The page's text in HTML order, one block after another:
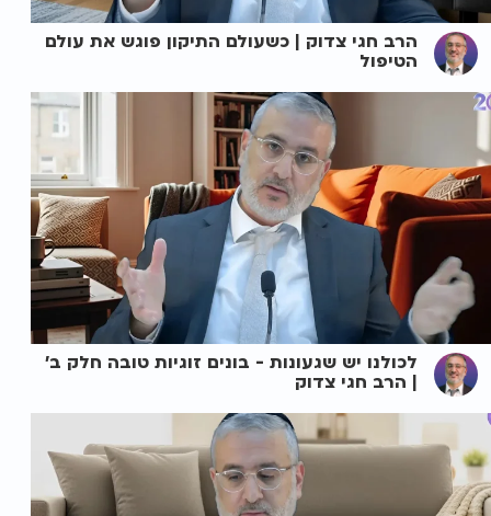
הרב חגי צדוק | כשעולם התיקון פוגש את עולם
הטיפול
לכולנו יש שגעונות - בונים זוגיות טובה חלק ב'
| הרב חגי צדוק